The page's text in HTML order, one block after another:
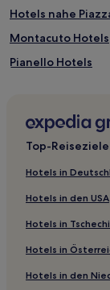
gelten.
Hotels nahe
Montacuto Hotels
Pianello Hotels
Hotels nahe
Cassero Hotels
Hotels nahe
Hotels nahe
Vasconi Hotels
Top-Reiseziele
Hotels in
Hotels in den USA
Hotels in
Hotels in
Hotels in den